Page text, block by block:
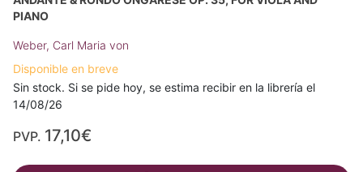
PIANO
Weber, Carl Maria von
Disponible en breve
Sin stock. Si se pide hoy, se estima recibir en la librería el
14/08/26
PVP. 17,10€